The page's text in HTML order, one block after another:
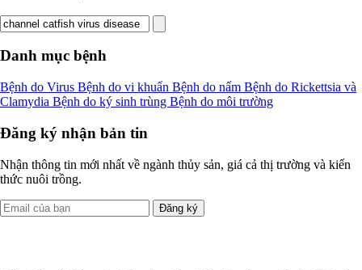
Danh mục bệnh
Bệnh do Virus Bệnh do vi khuẩn Bệnh do nấm Bệnh do Rickettsia và
Clamydia Bệnh do ký sinh trùng Bệnh do môi trường
Đăng ký nhận bản tin
Nhận thông tin mới nhất về ngành thủy sản, giá cả thị trường và kiến
thức nuôi trồng.
Đăng ký